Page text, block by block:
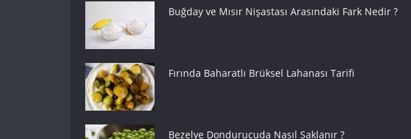
Buğday ve Mısır Nişastası Arasındaki Fark Nedir ?
Fırında Baharatlı Brüksel Lahanası Tarifi
Bezelye Dondurucuda Nasıl Saklanır ?